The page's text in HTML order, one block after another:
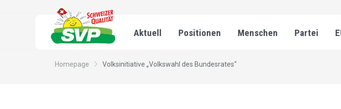
Aktuell Positionen Menschen Partei
Homepage Volksinitiative „Volkswahl des Bundesrates“